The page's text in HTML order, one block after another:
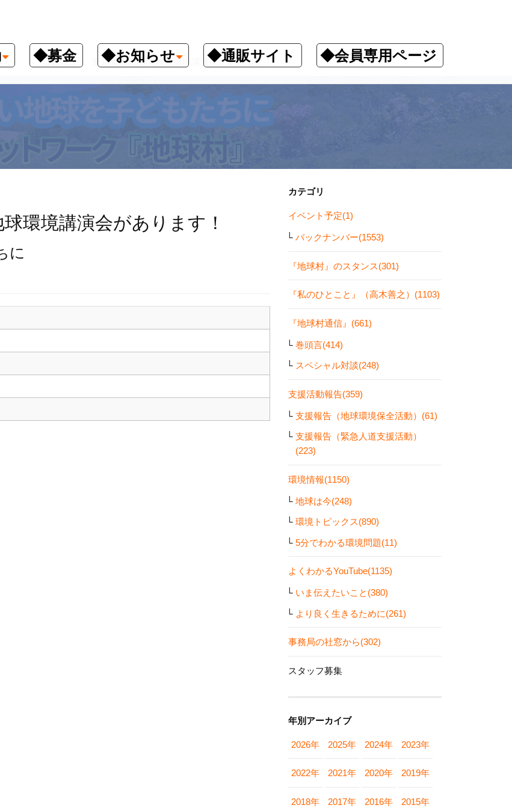
◆募金 ◆お知らせ ◆通販サイト ◆会員専用ページ
ー 11月25日、東京都大田区で地球環境講演会があります！
環境講演会があります！
に
カテゴリ
イベント予定(1)
バックナンバー(1553)
『地球村』のスタンス(301)
『私のひとこと』（高木善之）(1103)
『地球村通信』(661)
巻頭言(414)
スペシャル対談(248)
支援活動報告(359)
支援報告（地球環境保全活動）(61)
支援報告（緊急人道支援活動）
(223)
環境情報(1150)
地球は今(248)
環境トピックス(890)
5分でわかる環境問題(11)
よくわかるYouTube(1135)
いま伝えたいこと(380)
より良く生きるために(261)
事務局の社窓から(302)
スタッフ募集
年別アーカイブ
2026年 2025年 2024年 2023年
2022年 2021年 2020年 2019年
2018年 2017年 2016年 2015年